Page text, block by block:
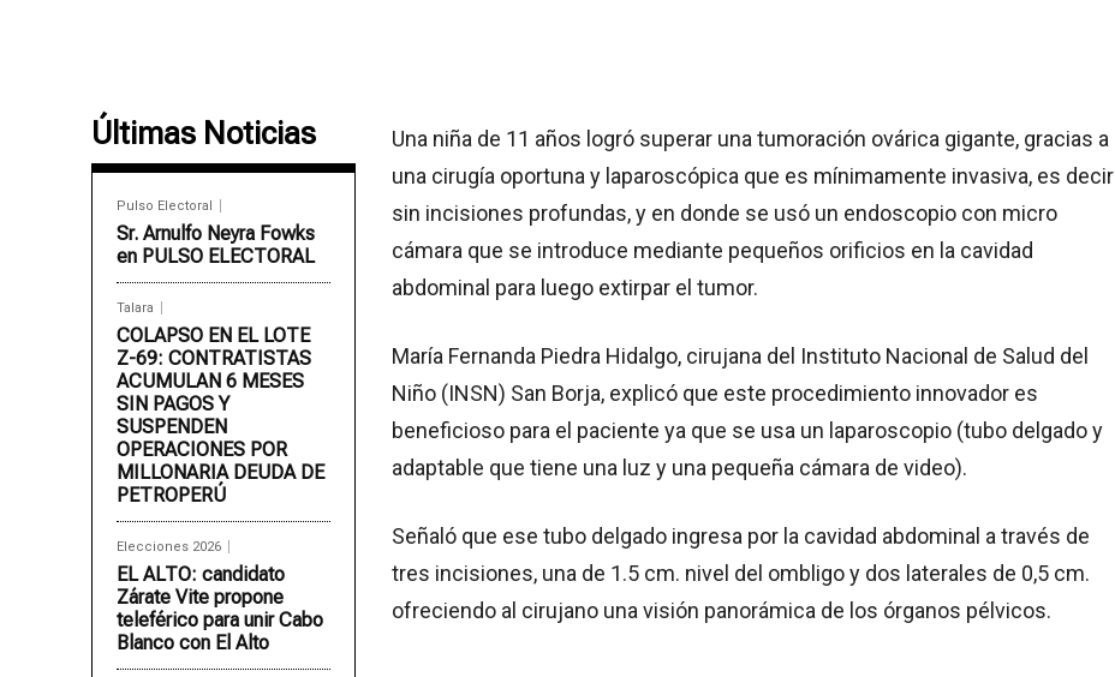
Últimas Noticias
Pulso Electoral
Sr. Arnulfo Neyra Fowks
en PULSO ELECTORAL
Talara
COLAPSO EN EL LOTE
Z-69: CONTRATISTAS
ACUMULAN 6 MESES
SIN PAGOS Y
SUSPENDEN
OPERACIONES POR
MILLONARIA DEUDA DE
PETROPERÚ
Elecciones 2026
EL ALTO: candidato
Zárate Vite propone
teleférico para unir Cabo
Blanco con El Alto
Una niña de 11 años logró superar una tumoración ovárica gigante, gracias a
una cirugía oportuna y laparoscópica que es mínimamente invasiva, es decir
sin incisiones profundas, y en donde se usó un endoscopio con micro
cámara que se introduce mediante pequeños orificios en la cavidad
abdominal para luego extirpar el tumor.
María Fernanda Piedra Hidalgo, cirujana del Instituto Nacional de Salud del
Niño (INSN) San Borja, explicó que este procedimiento innovador es
beneficioso para el paciente ya que se usa un laparoscopio (tubo delgado y
adaptable que tiene una luz y una pequeña cámara de video).
Señaló que ese tubo delgado ingresa por la cavidad abdominal a través de
tres incisiones, una de 1.5 cm. nivel del ombligo y dos laterales de 0,5 cm.
ofreciendo al cirujano una visión panorámica de los órganos pélvicos.